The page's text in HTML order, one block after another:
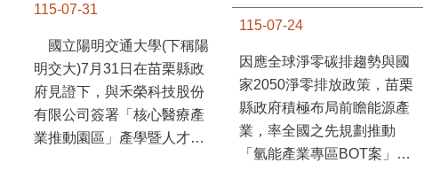
115-07-31
國立陽明交通大學(下稱陽
明交大)7月31日在苗栗縣政
府見證下，與禾榮科技股份
有限公司簽署「核心醫療產
業推動園區」產學暨人才培
115-07-24
因應全球淨零碳排趨勢與國
家2050淨零排放政策，苗栗
縣政府積極布局前瞻能源產
業，率全國之先規劃推動
「氫能產業專區BOT案」，